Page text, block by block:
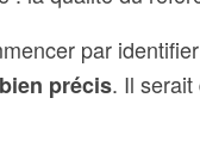
par
précis. Il